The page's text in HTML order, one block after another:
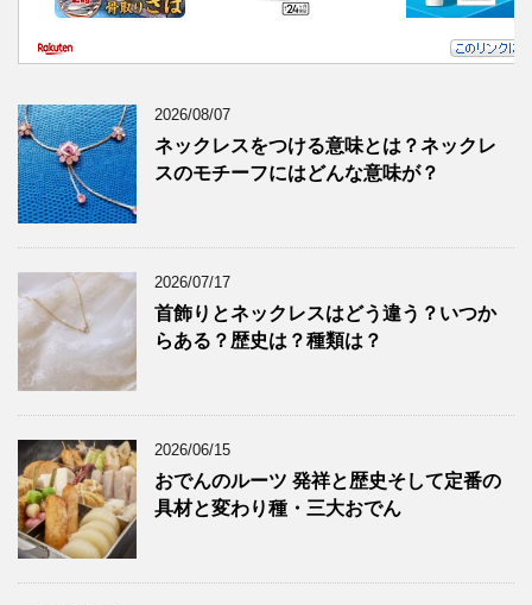
2026/08/07
ネックレスをつける意味とは？ネックレ
スのモチーフにはどんな意味が？
2026/07/17
首飾りとネックレスはどう違う？いつか
らある？歴史は？種類は？
2026/06/15
おでんのルーツ 発祥と歴史そして定番の
具材と変わり種・三大おでん